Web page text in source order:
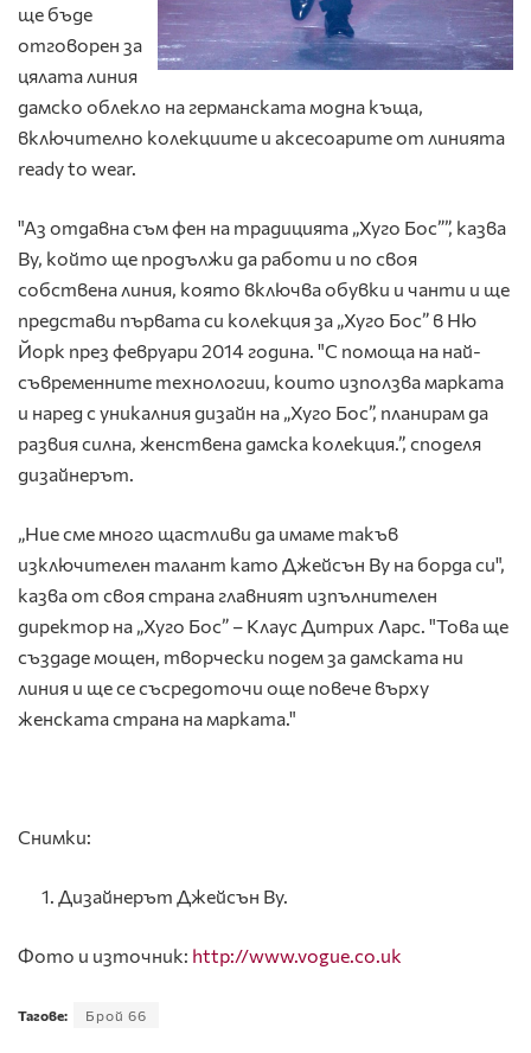
ще бъде
отговорен за
цялата линия
дамско облекло на германската модна къща,
включително колекциите и аксесоарите от линията
ready to wear.
"Аз отдавна съм фен на традицията „Хуго Бос””, казва
Ву, който ще продължи да работи и по своя
собствена линия, която включва обувки и чанти и ще
представи първата си колекция за „Хуго Бос” в Ню
Йорк през февруари 2014 година. "С помоща на най-
съвременните технологии, които използва марката
и наред с уникалния дизайн на „Хуго Бос”, планирам да
развия силна, женствена дамска колекция.”, споделя
дизайнерът.
„Ние сме много щастливи да имаме такъв
изключителен талант като Джейсън Ву на борда си",
казва от своя страна главният изпълнителен
директор на „Хуго Бос” – Клаус Дитрих Ларс. "Това ще
създаде мощен, творчески подем за дамската ни
линия и ще се съсредоточи още повече върху
женската страна на марката."
Снимки:
Дизайнерът Джейсън Ву.
Фото и източник: http://www.vogue.co.uk
Тагове: Брой 66